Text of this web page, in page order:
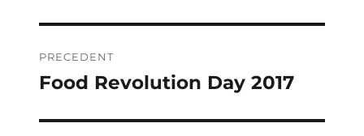
în
PRECEDENT
Articolul
Food Revolution Day 2017